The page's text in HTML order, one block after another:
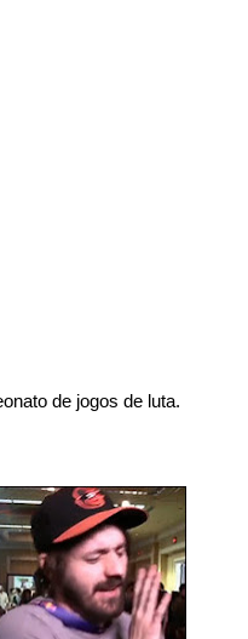
de jogos de luta.